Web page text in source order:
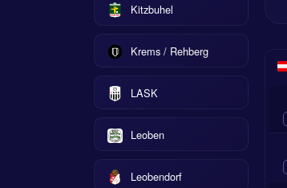
Kitzbuhel
Krems / Rehberg
LASK
Leoben
Leobendorf